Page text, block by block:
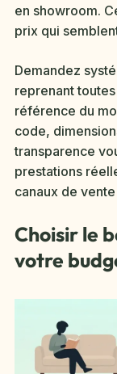
en showroom.
prix qui
Demandez
reprenant
référence du
code,
transparence
prestations
canaux de
Choisir le
votre